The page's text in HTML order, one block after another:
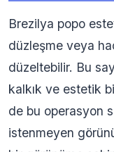
Brezilya popo
düzleşme veya
düzeltebilir. Bu
kalkık ve estetik
de bu operasyon
istenmeyen